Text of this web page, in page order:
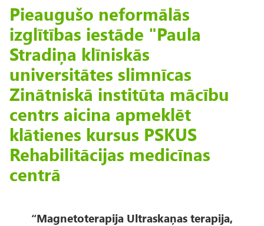
Pieaugušo neformālās
izglītības iestāde "Paula
Stradiņa klīniskās
universitātes slimnīcas
Zinātniskā institūta mācību
centrs aicina apmeklēt
klātienes kursus PSKUS
Rehabilitācijas medicīnas
centrā
“Magnetoterapija Ultraskaņas terapija,